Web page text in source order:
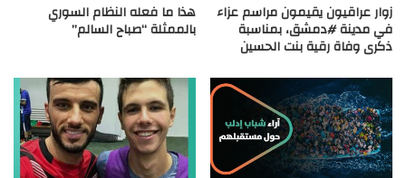
زوار عراقيون يقيمون مراسم عزاء
في مدينة #دمشق، بمناسبة
ذكرى وفاة رقية بنت الحسين
هذا ما فعله النظام السوري
بالممثلة “صباح السالم”